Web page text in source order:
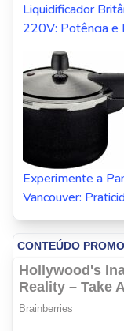
Liquidificador
220V: Potência e
Experimente a
Vancouver: